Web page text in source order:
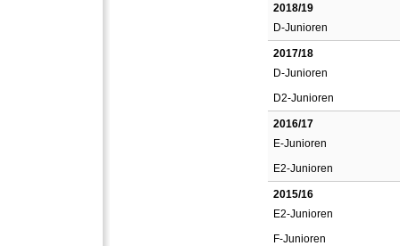
2018/19
D-Junioren
2017/18
D-Junioren
D2-Junioren
2016/17
E-Junioren
E2-Junioren
2015/16
E2-Junioren
F-Junioren